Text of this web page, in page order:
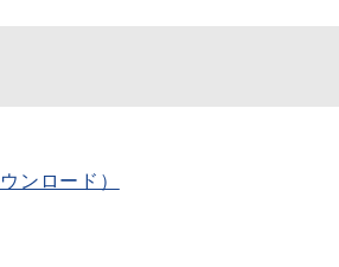
ンロード）